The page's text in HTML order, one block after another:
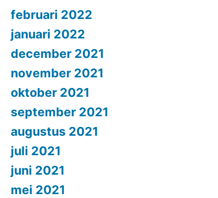
februari 2022
januari 2022
december 2021
november 2021
oktober 2021
september 2021
augustus 2021
juli 2021
juni 2021
mei 2021